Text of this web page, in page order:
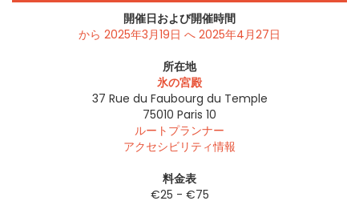
開催日および開催時間
から 2025年3月19日 へ 2025年4月27日
所在地
氷の宮殿
37 Rue du Faubourg du Temple
75010 Paris 10
ルートプランナー
アクセシビリティ情報
料金表
€25 - €75